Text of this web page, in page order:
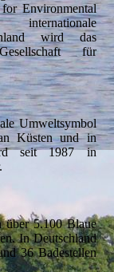
Environmental
wird das
für
Umweltsymbol
Küsten und in
seit 1987 in
über 5.100 Blaue
In Deutschland
36 Badestellen